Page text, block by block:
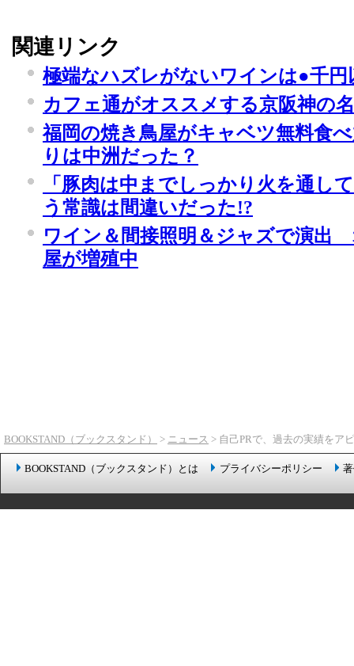
関連リンク
極端なハズレがないワインは●千円
カフェ通がオススメする京阪神の
福岡の焼き鳥屋がキャベツ無料食
りは中洲だった？
「豚肉は中までしっかり火を通し
う常識は間違いだった!?
ワイン＆間接照明＆ジャズで演出
屋が増殖中
BOOKSTAND（ブックスタンド） > ニュース > 自己PRで、過去の実績をア
BOOKSTAND（ブックスタンド）とは プライバシーポリシー